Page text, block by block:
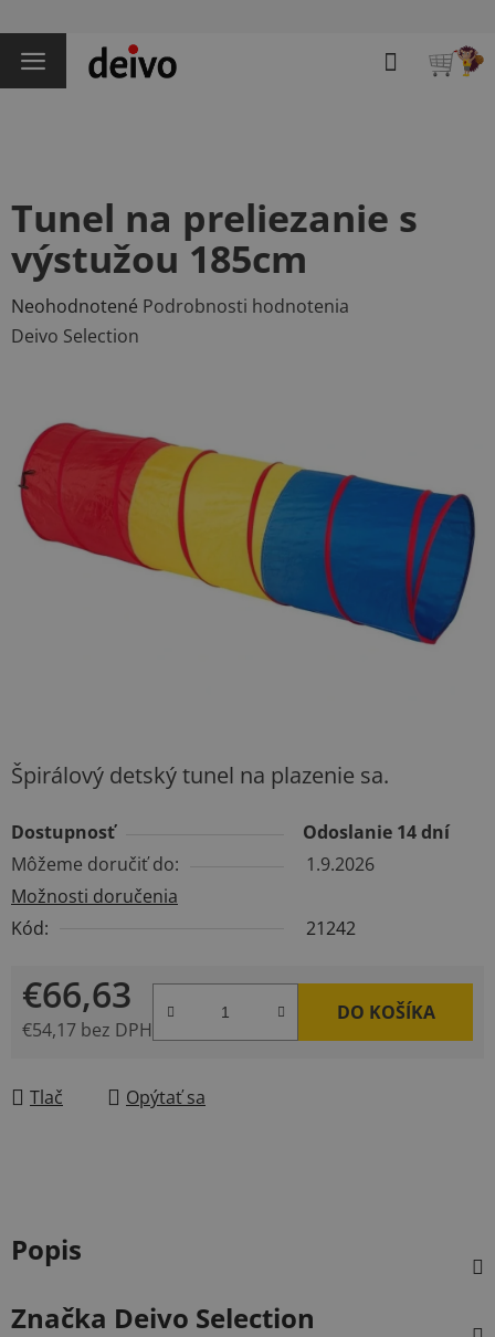
na
obsah
Hľadať
Špirálový detský tunel na plazenie sa.
Dostupnosť
Odoslanie 14 dní
Môžeme doručiť do:
1.9.2026
Možnosti doručenia
Kód:
21242
€66,63
€54,17 bez DPH
DO KOŠÍKA
Tlač Opýtať sa
Tunel na preliezanie s
výstužou 185cm
Priemerné
hodnotenie
5
hviezdičiek.
Neohodnotené Podrobnosti hodnotenia
Deivo Selection
Popis
Značka Deivo Selection